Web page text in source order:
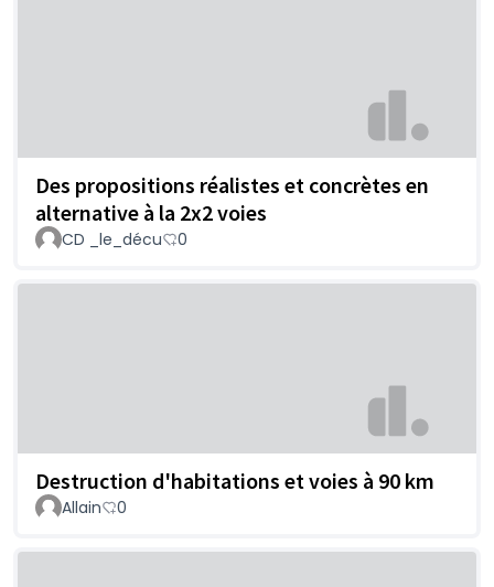
Des propositions réalistes et concrètes en
alternative à la 2x2 voies
CD _le_décu 0
Destruction d'habitations et voies à 90 km
Allain 0